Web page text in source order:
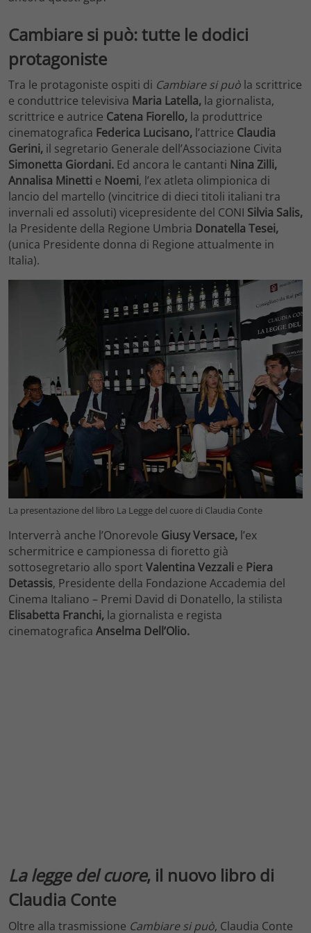
Cambiare si può: tutte le dodici
protagoniste
Tra le protagoniste ospiti di Cambiare si può la scrittrice
e conduttrice televisiva Maria Latella, la giornalista,
scrittrice e autrice Catena Fiorello, la produttrice
cinematografica Federica Lucisano, l’attrice Claudia
Gerini, il segretario Generale dell’Associazione Civita
Simonetta Giordani. Ed ancora le cantanti Nina Zilli,
Annalisa Minetti e Noemi, l’ex atleta olimpionica di
lancio del martello (vincitrice di dieci titoli italiani tra
invernali ed assoluti) vicepresidente del CONI Silvia Salis,
la Presidente della Regione Umbria Donatella Tesei,
(unica Presidente donna di Regione attualmente in
Italia).
La presentazione del libro La Legge del cuore di Claudia Conte
Interverrà anche l’Onorevole Giusy Versace, l’ex
schermitrice e campionessa di fioretto già
sottosegretario allo sport Valentina Vezzali e Piera
Detassis, Presidente della Fondazione Accademia del
Cinema Italiano – Premi David di Donatello, la stilista
Elisabetta Franchi, la giornalista e regista
cinematografica Anselma Dell’Olio.
La legge del cuore, il nuovo libro di
Claudia Conte
Oltre alla trasmissione Cambiare si può, Claudia Conte